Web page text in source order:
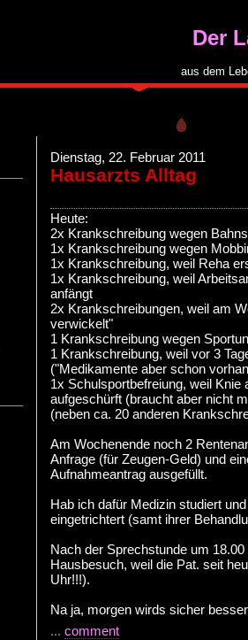
Der
aus dem
Dienstag, 22. Februar 2011
Hausarzts Alltag
Heute:
2x Krankschreibung wegen
1x Krankschreibung wegen
1x Krankschreibung, weil Reha
1x Krankschreibung, weil
anfängt
2x Krankschreibungen, weil am
verwickelt"
1 Krankschreibung wegen
1 Krankschreibung, weil vor 3
("Medikamente aber schon
1x Schulsportbefreiung, weil
aufgeschürft (braucht aber nicht
(neben ca. 20 anderen
Am Wochenende noch 2
Anfrage (für Zeugen-Geld) und
Aufnahmeantrag ausgefüllt.
Hab ich dafür Medizin studiert
eingetrichtert (samt ihrer
Nach der Sprechstunde um
Hausbesuch, weil die Pat. seit
Uhr!!!).
Na ja, morgen wirds sicher
... comment